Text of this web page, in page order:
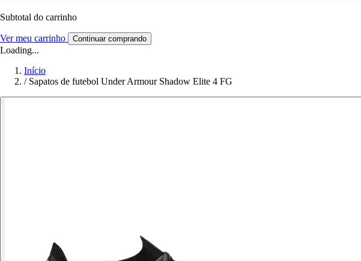
Subtotal do carrinho
Ver meu carrinho Continuar comprando
Loading...
Início
/ Sapatos de futebol Under Armour Shadow Elite 4 FG